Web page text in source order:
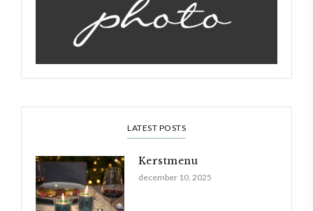
LATEST POSTS
Kerstmenu
december 10, 2025